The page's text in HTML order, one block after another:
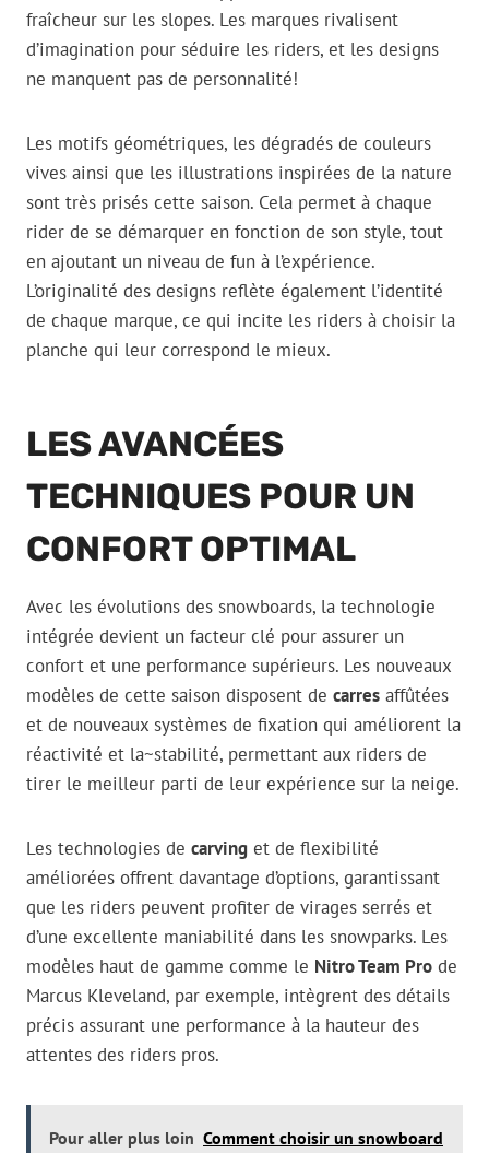
fraîcheur sur les slopes. Les marques rivalisent
d’imagination pour séduire les riders, et les designs
ne manquent pas de personnalité!
Les motifs géométriques, les dégradés de couleurs
vives ainsi que les illustrations inspirées de la nature
sont très prisés cette saison. Cela permet à chaque
rider de se démarquer en fonction de son style, tout
en ajoutant un niveau de fun à l’expérience.
L’originalité des designs reflète également l’identité
de chaque marque, ce qui incite les riders à choisir la
planche qui leur correspond le mieux.
LES AVANCÉES
TECHNIQUES POUR UN
CONFORT OPTIMAL
Avec les évolutions des snowboards, la technologie
intégrée devient un facteur clé pour assurer un
confort et une performance supérieurs. Les nouveaux
modèles de cette saison disposent de carres affûtées
et de nouveaux systèmes de fixation qui améliorent la
réactivité et la~stabilité, permettant aux riders de
tirer le meilleur parti de leur expérience sur la neige.
Les technologies de carving et de flexibilité
améliorées offrent davantage d’options, garantissant
que les riders peuvent profiter de virages serrés et
d’une excellente maniabilité dans les snowparks. Les
modèles haut de gamme comme le Nitro Team Pro de
Marcus Kleveland, par exemple, intègrent des détails
précis assurant une performance à la hauteur des
attentes des riders pros.
Pour aller plus loin Comment choisir un snowboard